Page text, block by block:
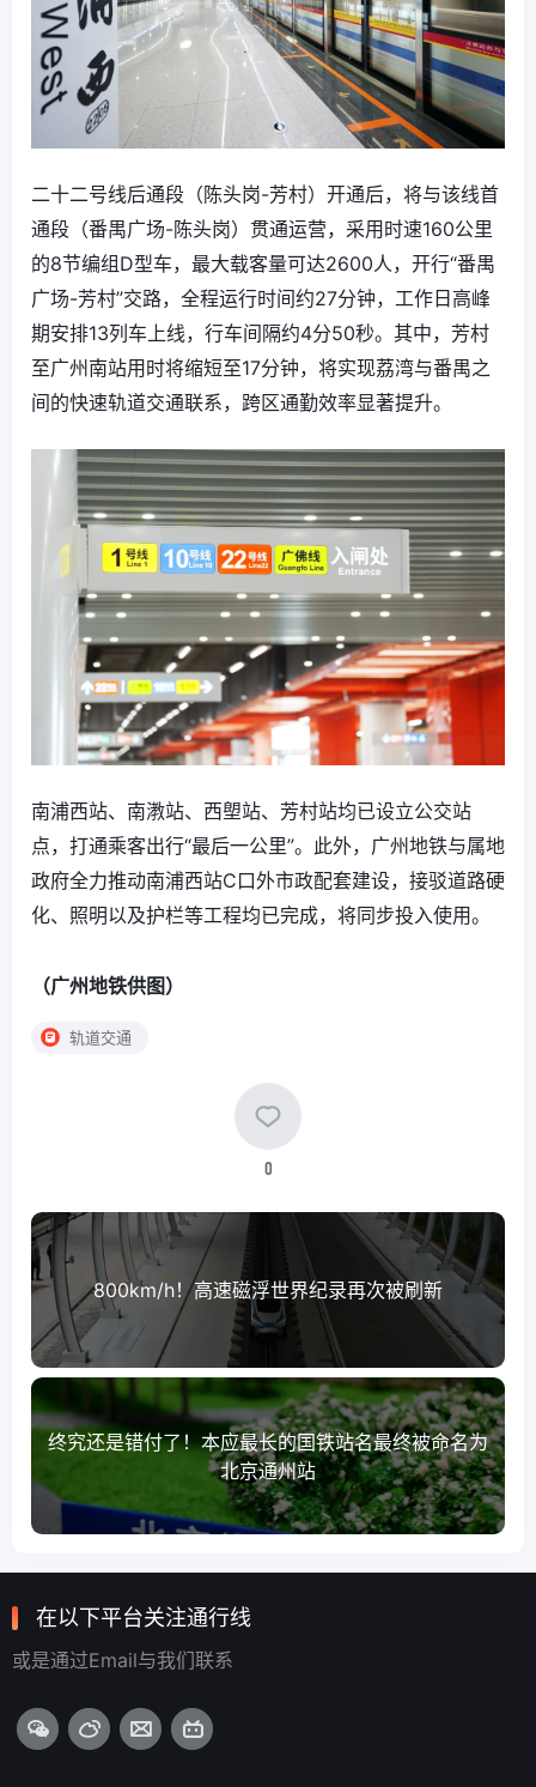
二十二号线后通段（陈头岗-芳村）开通后，将与该线首
通段（番禺广场-陈头岗）贯通运营，采用时速160公里
的8节编组D型车，最大载客量可达2600人，开行“番禺
广场-芳村”交路，全程运行时间约27分钟，工作日高峰
期安排13列车上线，行车间隔约4分50秒。其中，芳村
至广州南站用时将缩短至17分钟，将实现荔湾与番禺之
间的快速轨道交通联系，跨区通勤效率显著提升。
南浦西站、南漖站、西塱站、芳村站均已设立公交站
点，打通乘客出行“最后一公里”。此外，广州地铁与属地
政府全力推动南浦西站C口外市政配套建设，接驳道路硬
化、照明以及护栏等工程均已完成，将同步投入使用。
（广州地铁供图）
轨道交通
0
800km/h！高速磁浮世界纪录再次被刷新
终究还是错付了！本应最长的国铁站名最终被命名为
北京通州站
在以下平台关注通行线
或是通过Email与我们联系